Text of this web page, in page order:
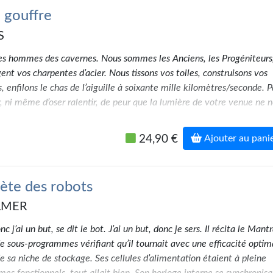
gouffre
hommes des cavernes. Nous sommes les Anciens, les Progéniteurs,
vos charpentes d’acier. Nous tissons vos toiles, construisons vos
enfilons le chas de l’aiguille à soixante mille kilomètres/seconde.
ni même d’oser ralentir, de peur que la lumière de votre venue ne
Tout ça pour que vous puissiez sauter d’une étoile à la suivante sans
dans ces interstices de néant infinis… »
en 1958 à Calgary, dans la province canadienne de l’Alberta.
quelque part entre les nébuleuses Greg Egan et Ted Chiang, non
Ken Liu, là où soufflent les vents cosmiques, dans le cœur
avec le plus grand soin, le présent recueil achève
au firmament des créateurs de vertige et des
— une supernova.
24,90 € Ajouter au
des robots
j’ai un but, se dit le bot. J’ai un but, donc je sers. Il récita le
sous-programmes vérifiant qu’il tournait avec une efficacité
sa niche de stockage. Ses cellules d’alimentation étaient à pleine